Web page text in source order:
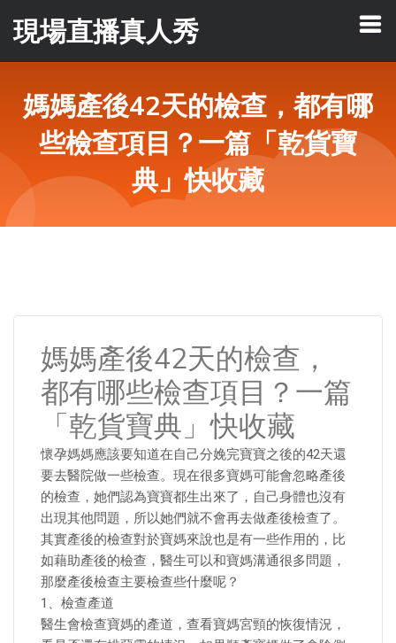
現場直播真人秀
媽媽產後42天的檢查，都有哪
些檢查項目？一篇「乾貨寶
典」快收藏
媽媽產後42天的檢查，
都有哪些檢查項目？一篇
「乾貨寶典」快收藏
懷孕媽媽應該要知道在自己分娩完寶寶之後的42天還
要去醫院做一些檢查。現在很多寶媽可能會忽略產後
的檢查，她們認為寶寶都生出來了，自己身體也沒有
出現其他問題，所以她們就不會再去做產後檢查了。
其實產後的檢查對於寶媽來說也是有一些作用的，比
如藉助產後的檢查，醫生可以和寶媽溝通很多問題，
那麼產後檢查主要檢查些什麼呢？
1、檢查產道
醫生會檢查寶媽的產道，查看寶媽宮頸的恢復情況，